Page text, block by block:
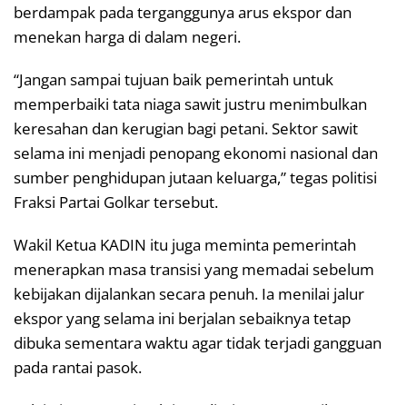
berdampak pada terganggunya arus ekspor dan
menekan harga di dalam negeri.
“Jangan sampai tujuan baik pemerintah untuk
memperbaiki tata niaga sawit justru menimbulkan
keresahan dan kerugian bagi petani. Sektor sawit
selama ini menjadi penopang ekonomi nasional dan
sumber penghidupan jutaan keluarga,” tegas politisi
Fraksi Partai Golkar tersebut.
Wakil Ketua KADIN itu juga meminta pemerintah
menerapkan masa transisi yang memadai sebelum
kebijakan dijalankan secara penuh. Ia menilai jalur
ekspor yang selama ini berjalan sebaiknya tetap
dibuka sementara waktu agar tidak terjadi gangguan
pada rantai pasok.